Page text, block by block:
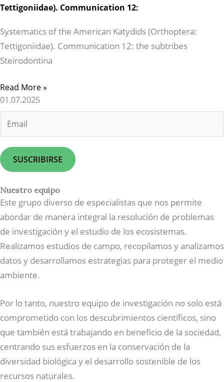
Tettigoniidae). Communication 12:
Systematics of the American Katydids (Orthoptera:
Tettigoniidae). Communication 12: the subtribes
Steirodontina
Read More »
01.07.2025
m
i
l
SUSCRIBIRSE
Nuestro equipo
Este grupo diverso de especialistas que nos permite
abordar de manera integral la resolución de problemas
de investigación y el estudio de los ecosistemas.
Realizamos estudios de campo, recopilamos y analizamos
datos y desarrollamos estrategias para proteger el medio
ambiente.
Por lo tanto, nuestro equipo de investigación no solo está
comprometido con los descubrimientos científicos, sino
que también está trabajando en beneficio de la sociedad,
centrando sus esfuerzos en la conservación de la
diversidad biológica y el desarrollo sostenible de los
recursos naturales.